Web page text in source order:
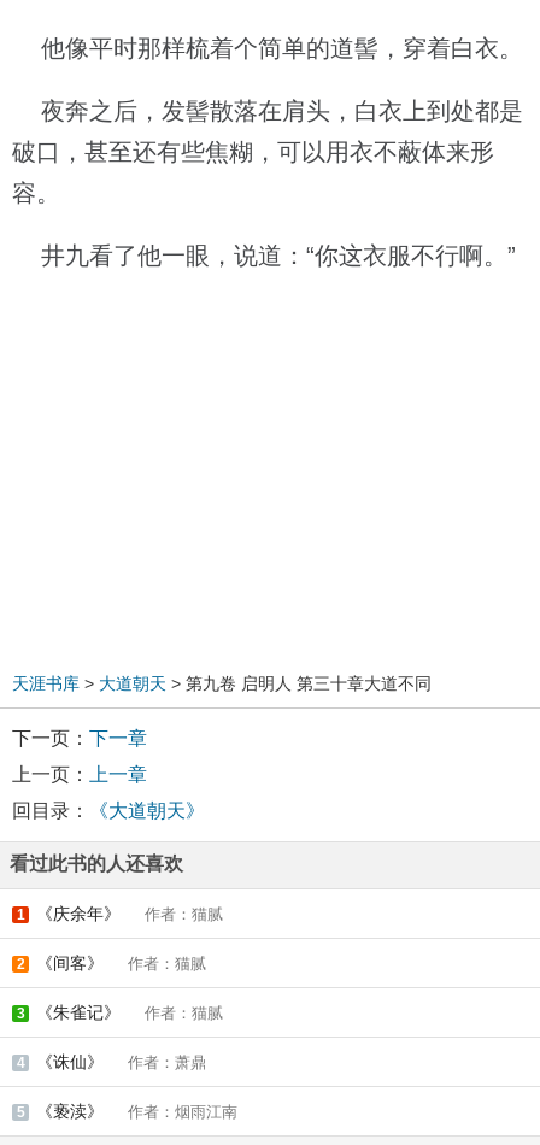
他像平时那样梳着个简单的道髻，穿着白衣。
夜奔之后，发髻散落在肩头，白衣上到处都是
破口，甚至还有些焦糊，可以用衣不蔽体来形
容。
井九看了他一眼，说道：“你这衣服不行啊。”
天涯书库 > 大道朝天 > 第九卷 启明人 第三十章大道不同
下一页： 下一章
上一页：
上一章
回目录：
《大道朝天》
看过此书的人还喜欢
1 《庆余年》 作者：猫腻
2 《间客》 作者：猫腻
3 《朱雀记》 作者：猫腻
4 《诛仙》 作者：萧鼎
5 《亵渎》 作者：烟雨江南